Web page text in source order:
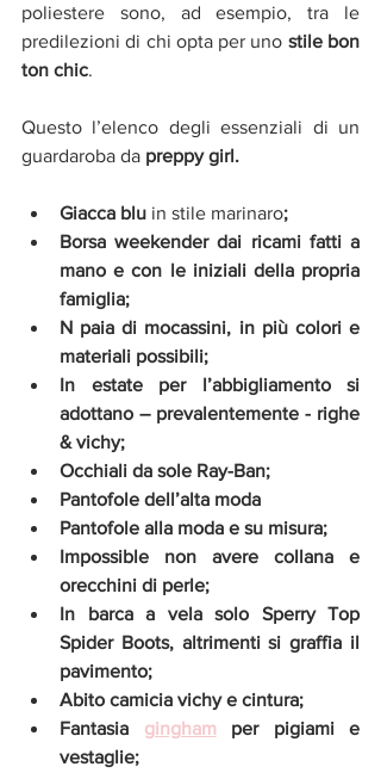
poliestere sono, ad esempio, tra le
predilezioni di chi opta per uno stile bon
ton chic.
Questo l’elenco degli essenziali di un
guardaroba da preppy girl.
Giacca blu in stile marinaro;
Borsa weekender dai ricami fatti a
mano e con le iniziali della propria
famiglia;
N paia di mocassini, in più colori e
materiali possibili;
In estate per l’abbigliamento si
adottano – prevalentemente - righe
& vichy;
Occhiali da sole Ray-Ban;
Pantofole dell’alta moda
Pantofole alla moda e su misura;
Impossible non avere collana e
orecchini di perle;
In barca a vela solo Sperry Top
Spider Boots, altrimenti si graffia il
pavimento;
Abito camicia vichy e cintura;
Fantasia gingham per pigiami e
vestaglie;